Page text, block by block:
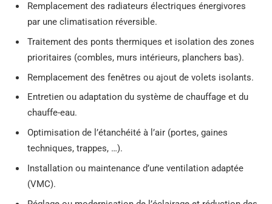
Remplacement des radiateurs électriques énergivores
par une climatisation réversible.
Traitement des ponts thermiques et isolation des zones
prioritaires (combles, murs intérieurs, planchers bas).
Remplacement des fenêtres ou ajout de volets isolants.
Entretien ou adaptation du système de chauffage et du
chauffe-eau.
Optimisation de l’étanchéité à l’air (portes, gaines
techniques, trappes, …).
Installation ou maintenance d’une ventilation adaptée
(VMC).